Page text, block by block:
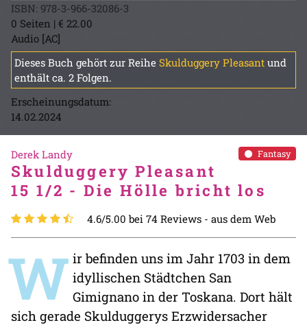
ISBN: 978-3-966-32086-3
0 Seiten | € 22.00
Audio [AC]
Dieses Buch gehört zur Reihe Skulduggery Pleasant und
enthält ca. 2 Folgen.
Erscheinungsdatum:
14.02.2024
Fantasy
Derek Landy
Skulduggery Pleasant
15 1/2 - Die Hölle bricht los
4.6/5.00 bei 74 Reviews - aus dem Web
W ir befinden uns im Jahr 1703 in dem
idyllischen Städtchen San
Gimignano in der Toskana. Dort hält
sich gerade Skulduggerys Erzwidersacher